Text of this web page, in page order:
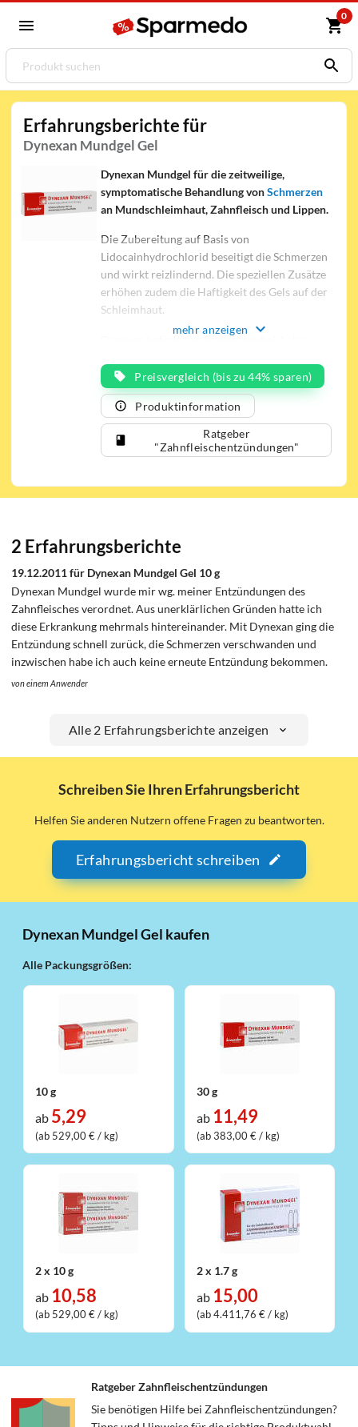
0
Erfahrungsberichte für
Dynexan Mundgel Gel
Dynexan Mundgel für die zeitweilige,
symptomatische Behandlung vonSchmerzen
an Mundschleimhaut, Zahnfleisch und Lippen.
Die Zubereitung auf Basis von
Lidocainhydrochlorid beseitigt die Schmerzen
und wirkt reizlindernd. Die speziellen Zusätze
erhöhen zudem die Haftigkeit des Gels auf der
Schleimhaut.
Dynexan befreit von Schemrzen bei
Zahnfleischentzündungenund
Zahnungsschmerzen. Alkohol-, zucker-, gluten-
und laktosefrei.
mehr anzeigen
Preisvergleich (bis zu 44% sparen)
Produktinformation
Ratgeber
"Zahnfleischentzündungen"
2 Erfahrungsberichte
19.12.2011 für Dynexan Mundgel Gel 10 g
Dynexan Mundgel wurde mir wg. meiner Entzündungen des
Zahnfleisches verordnet. Aus unerklärlichen Gründen hatte ich
diese Erkrankung mehrmals hintereinander. Mit Dynexan ging die
Entzündung schnell zurück, die Schmerzen verschwanden und
inzwischen habe ich auch keine erneute Entzündung bekommen.
von einem Anwender
Alle 2 Erfahrungsberichte anzeigen
Schreiben Sie Ihren Erfahrungsbericht
Helfen Sie anderen Nutzern offene Fragen zu beantworten.
Erfahrungsbericht schreiben
Dynexan Mundgel Gel kaufen
Alle Packungsgrößen:
10 g
ab 5,29
(ab 529,00 € / kg)
30 g
ab 11,49
(ab 383,00 € / kg)
2 x 10 g
ab 10,58
(ab 529,00 € / kg)
2 x 1.7 g
ab 15,00
(ab 4.411,76 € / kg)
Ratgeber Zahnfleischentzündungen
Sie benötigen Hilfe bei Zahnfleischentzündungen?